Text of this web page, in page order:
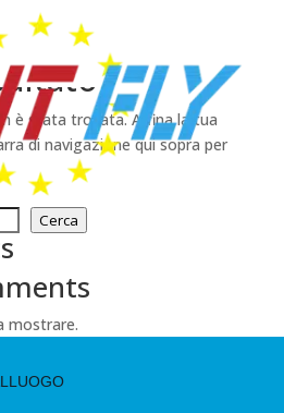
è stata trovata. Affina la tua
di navigazione qui sopra per
Cerca
mostrare.